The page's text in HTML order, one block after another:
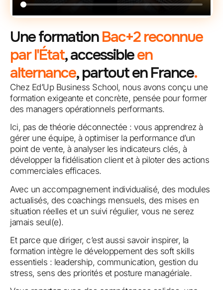
Une formationBac+2 reconnue
par l'État, accessibleen
alternance, partout en France.
Chez Ed’Up Business School, nous avons conçu une
formation exigeante et concrète, pensée pour former
des managers opérationnels performants.
Ici, pas de théorie déconnectée : vous apprendrez à
gérer une équipe, à optimiser la performance d’un
point de vente, à analyser les indicateurs clés, à
développer la fidélisation client et à piloter des actions
commerciales efficaces.
Avec un accompagnement individualisé, des modules
actualisés, des coachings mensuels, des mises en
situation réelles et un suivi régulier, vous ne serez
jamais seul(e).
Et parce que diriger, c’est aussi savoir inspirer, la
formation intègre le développement des soft skills
essentiels : leadership, communication, gestion du
stress, sens des priorités et posture managériale.